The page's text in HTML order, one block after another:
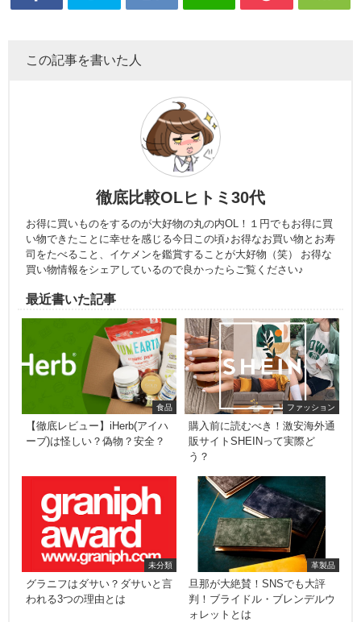
この記事を書いた人
徹底比較OLヒトミ30代
お得に買いものをするのが大好物の丸の内OL！１円でもお得に買
い物できたことに幸せを感じる今日この頃♪お得なお買い物とお寿
司をたべること、イケメンを鑑賞することが大好物（笑） お得な
買い物情報をシェアしているので良かったらご覧ください♪
最近書いた記事
食品
【徹底レビュー】iHerb(アイハ
ーブ)は怪しい？偽物？安全？
ファッション
購入前に読むべき！激安海外通
販サイトSHEINって実際ど
う？
未分類
グラニフはダサい？ダサいと言
われる3つの理由とは
革製品
旦那が大絶賛！SNSでも大評
判！ブライドル・ブレンデルウ
ォレットとは